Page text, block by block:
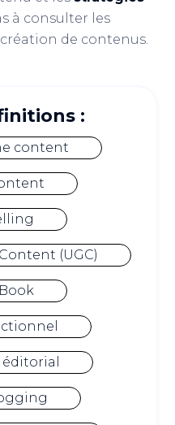
à consulter les
de contenus.
:
content
(UGC)